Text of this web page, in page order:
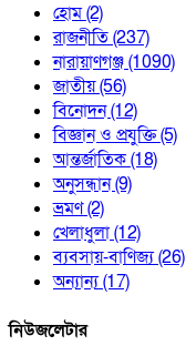
হোম(2)
রাজনীতি(237)
নারায়াণগঞ্জ(1090)
জাতীয়(56)
বিনোদন(12)
বিজ্ঞান ও প্রযুক্তি(5)
আন্তর্জাতিক(18)
অনুসন্ধান(9)
ভ্রমণ(2)
খেলাধুলা(12)
ব্যবসায়-বাণিজ্য(26)
অন্যান্য(17)
নিউজলেটার